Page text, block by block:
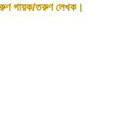
গায়ক/তরুণ লেখক।